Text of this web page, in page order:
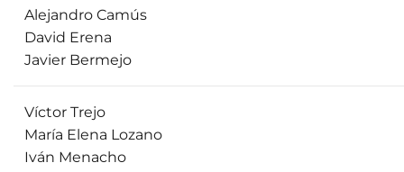
Alejandro Camús
David Erena
Javier Bermejo
Víctor Trejo
María Elena Lozano
Iván Menacho